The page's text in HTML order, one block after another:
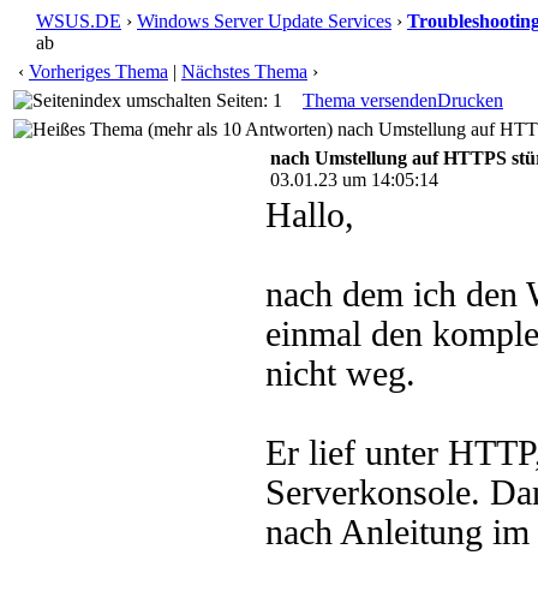
WSUS.DE › Windows Server Update Services ›
ab
‹ Vorheriges Thema | Nächstes Thema ›
Seiten: 1
Thema versendenDrucken
nach Umstellung auf
nach Umstellung auf HTTPS
03.01.23 um 14:05:14
Hallo,
nach dem ich den
einmal den
nicht weg.
Er lief unter
Serverkonsole.
nach Anleitung